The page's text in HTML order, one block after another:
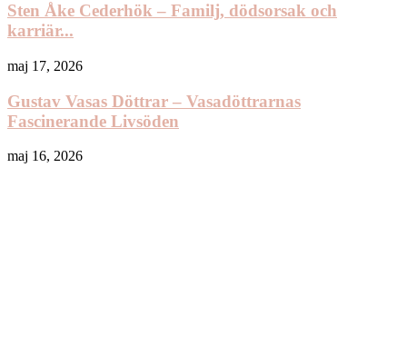
Sten Åke Cederhök – Familj, dödsorsak och
karriär...
maj 17, 2026
Gustav Vasas Döttrar – Vasadöttrarnas
Fascinerande Livsöden
maj 16, 2026